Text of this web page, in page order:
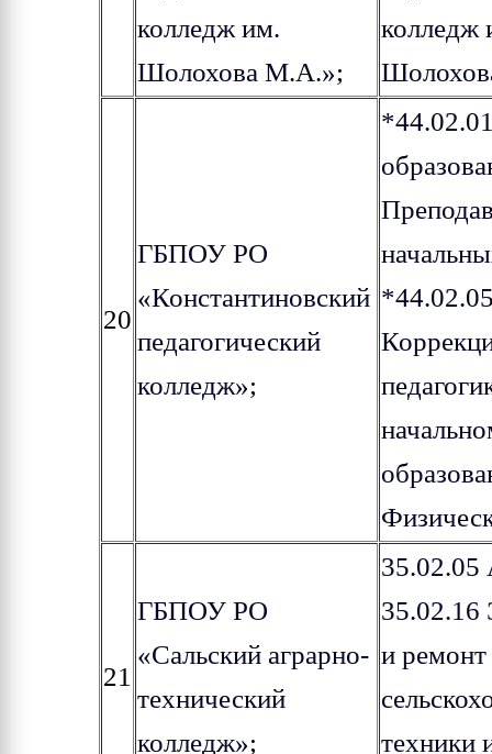
колледж им.
Шолохова М.А.»;
колледж
20
ГБПОУ РО
«Константиновский
педагогический
колледж»;
21
ГБПОУ РО
«Сальский аграрно-
технический
колледж»;
35.02.05
35.02.16
и ремонт
техники